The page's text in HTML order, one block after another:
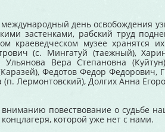
день освобождения
застенками, рабский труд
краеведческом музее хранятся
(с. Мингатуй (таежный),
Ульянова Вера Степановна
Федотов Федор Федорович,
Лермонтовский), Долгих Анна
повествование о судьбе
которой уже нет с нами.